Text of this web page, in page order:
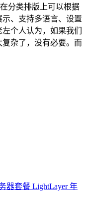
分类排版上可以根据
、支持多语言、设置
个人认为，如果我们
杂了，没有必要。而
器套餐 LightLayer 年